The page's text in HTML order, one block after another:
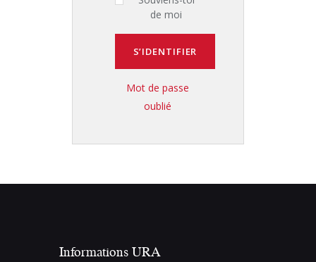
de moi
Mot de passe
oublié
Informations URA